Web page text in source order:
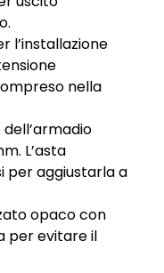
l’installazione
nella
L’asta
per aggiustarla a
opaco con
per evitare il